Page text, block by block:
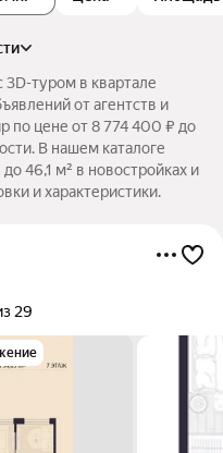
туром в квартале
от агентств и
по цене от 8 774 400 ₽ до
В нашем каталоге
46,1 м² в новостройках и
и характеристики.
29